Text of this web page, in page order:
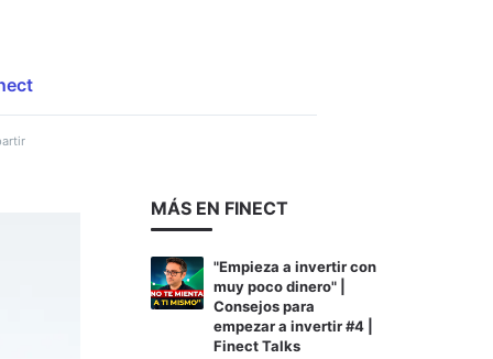
MÁS EN FINECT
"Empieza a invertir con
muy poco dinero" |
Consejos para
empezar a invertir #4 |
Finect Talks